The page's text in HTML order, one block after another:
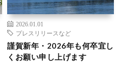
2026.01.01
プレスリリースなど
謹賀新年・2026年も何卒宜し
くお願い申し上げます